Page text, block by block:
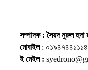
সম্পাদক : সৈয়দ নুরুল হুদা
মোবাইল: ০১৯৪৭৪৪১১১৪
ই মেইল :